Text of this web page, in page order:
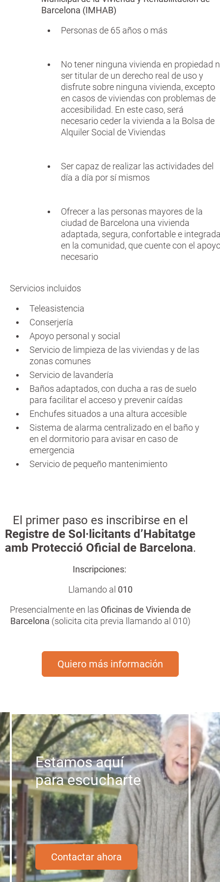
Barcelona (IMHAB)
Personas de 65 años o más
No tener ninguna vivienda en propiedad
ser titular de un derecho real de uso y
disfrute sobre ninguna vivienda, excepto
en casos de viviendas con problemas de
accesibilidad. En este caso, será
necesario ceder la vivienda a la Bolsa de
Alquiler Social de Viviendas
Ser capaz de realizar las actividades del
día a día por sí mismos
Ofrecer a las personas mayores de la
ciudad de Barcelona una vivienda
adaptada, segura, confortable e
en la comunidad, que cuente con el
necesario
Servicios incluidos
Teleasistencia
Conserjería
Apoyo personal y social
Servicio de limpieza de las viviendas y de las
zonas comunes
Servicio de lavandería
Baños adaptados, con ducha a ras de suelo
para facilitar el acceso y prevenir caídas
Enchufes situados a una altura accesible
Sistema de alarma centralizado en el baño y
en el dormitorio para avisar en caso de
emergencia
Servicio de pequeño mantenimiento
El primer paso es inscribirse en el
Registre de Sol·licitants d’Habitatge
amb Protecció Oficial de Barcelona.
Inscripciones:
Llamando al 010
Presencialmente en las Oficinas de Vivienda de
Barcelona (solicita cita previa llamando al 010)
Quiero más información
Estamos aquí
para escucharte
Contactar ahora